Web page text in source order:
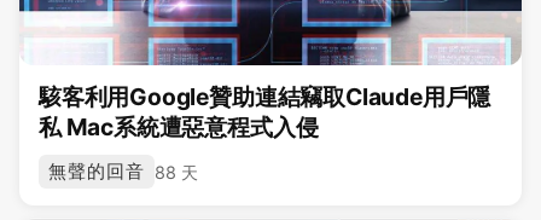
駭客利用Google贊助連結竊取Claude用戶隱
私 Mac系統遭惡意程式入侵
無聲的回音 88 天